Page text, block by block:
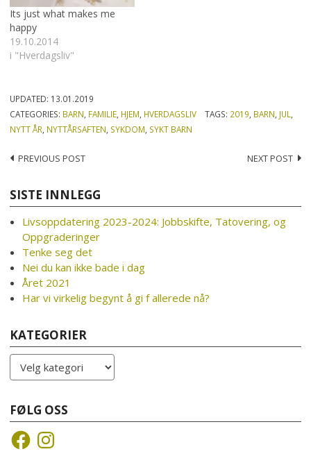
Its just what makes me
happy
19.10.2014
i "Hverdagsliv"
UPDATED: 13.01.2019
CATEGORIES: BARN FAMILIE HJEM HVERDAGSLIV TAGS: 2019 BARN JUL
NYTT ÅR NYTTÅRSAFTEN SYKDOM SYKT BARN
Post
PREVIOUS POST NEXT POST
SISTE INNLEGG
Livsoppdatering 2023-2024: Jobbskifte, Tatovering, og
Oppgraderinger
Tenke seg det
Nei du kan ikke bade i dag
Året 2021
Har vi virkelig begynt å gi f allerede nå?
KATEGORIER
Kategorier
FØLG OSS
FacebookInstagram